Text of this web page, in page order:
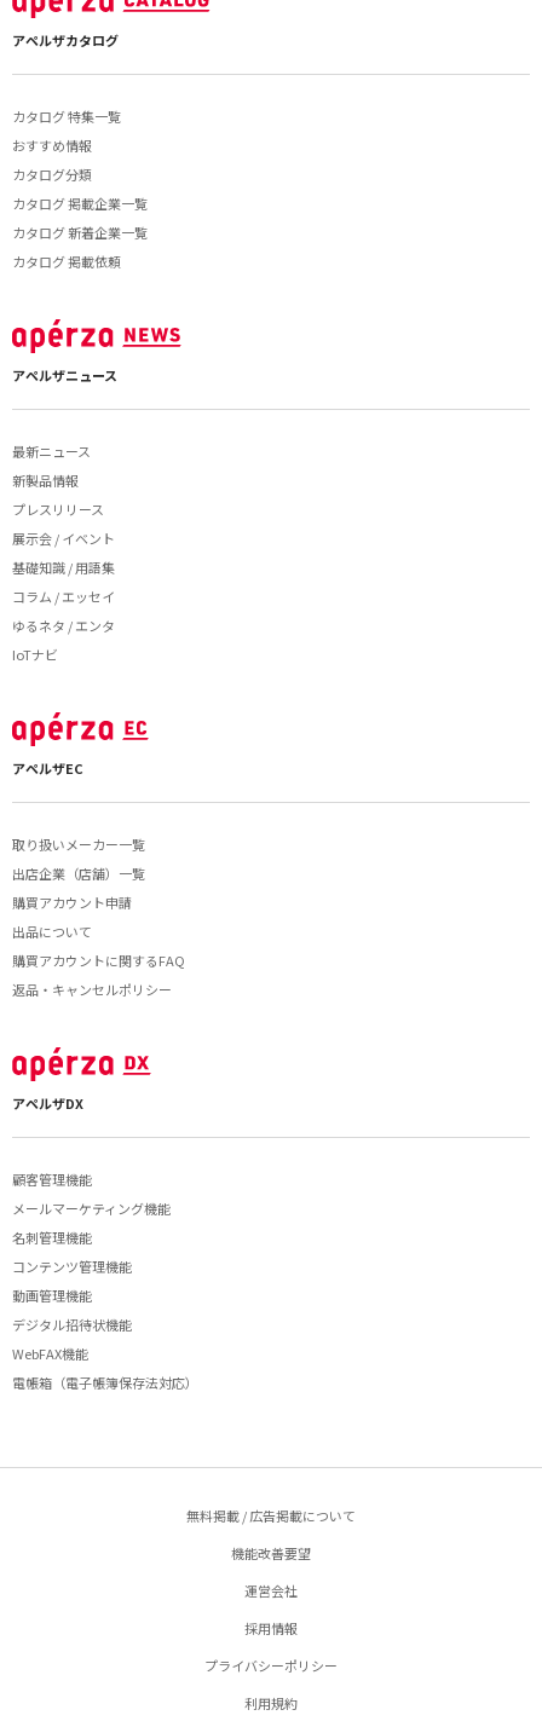
アペルザカタログ
カタログ 特集一覧
おすすめ情報
カタログ分類
カタログ 掲載企業一覧
カタログ 新着企業一覧
カタログ 掲載依頼
アペルザニュース
最新ニュース
新製品情報
プレスリリース
展示会 / イベント
基礎知識 / 用語集
コラム / エッセイ
ゆるネタ / エンタ
IoTナビ
アペルザEC
取り扱いメーカー一覧
出店企業（店舗）一覧
購買アカウント申請
出品について
購買アカウントに関するFAQ
返品・キャンセルポリシー
アペルザDX
顧客管理機能
メールマーケティング機能
名刺管理機能
コンテンツ管理機能
動画管理機能
デジタル招待状機能
WebFAX機能
電帳箱（電子帳簿保存法対応）
無料掲載 / 広告掲載について
機能改善要望
運営会社
採用情報
プライバシーポリシー
利用規約